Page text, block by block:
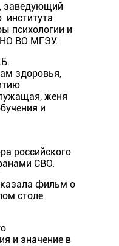
заведующий
института
психологии и
ВО МГЭУ.
здоровья,
женя
и
российского
СВО.
фильм о
столе
и значение в